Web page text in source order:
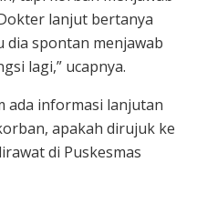
lanjut bertanya
dia spontan menjawab
lagi,” ucapnya.
ada informasi lanjutan
apakah dirujuk ke
di Puskesmas